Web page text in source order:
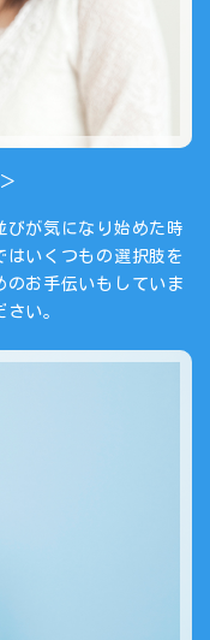
びが気になり始めた時
はいくつもの選択肢を
のお手伝いもしていま
い。